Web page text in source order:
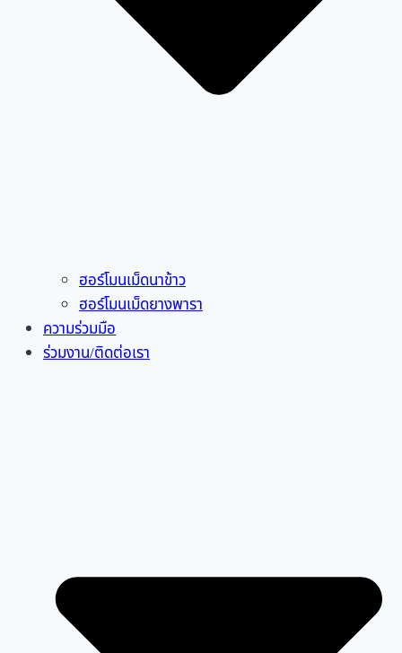
ฮอร์โมนเม็ดนาข้าว
ฮอร์โมนเม็ดยางพารา
ความร่วมมือ
ร่วมงาน/ติดต่อเรา